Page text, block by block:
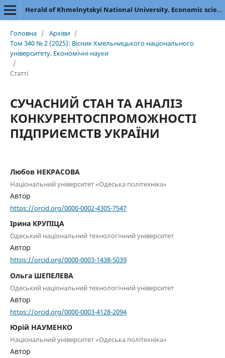
Herald of Khmelnytskyi National University. Economic sciences
Головна / Архіви /
Том 340 № 2 (2025): Вісник Хмельницького національного
університету. Економічні науки
/
Статті
СУЧАСНИЙ СТАН ТА АНАЛІЗ
КОНКУРЕНТОСПРОМОЖНОСТІ
ПІДПРИЄМСТВ УКРАЇНИ
Любов НЕКРАСОВА
Національний університет «Одеська політехніка»
Автор
https://orcid.org/0000-0002-4305-7547
Ірина КРУПІЦА
Одеський національний технологічний університет
Автор
https://orcid.org/0000-0003-1438-5039
Ольга ШЕПЕЛЕВА
Одеський національний технологічний університет
Автор
https://orcid.org/0000-0003-4128-2094
Юрій НАУМЕНКО
Національний університет «Одеська політехніка»
Автор